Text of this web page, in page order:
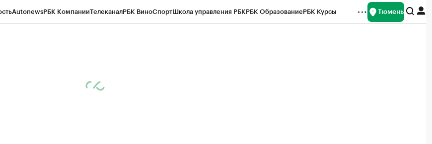
AutonewsРБК КомпанииТелеканалРБК ВиноСпортШкола управления РБКРБК ОбразованиеРБК Курсы Тюмень